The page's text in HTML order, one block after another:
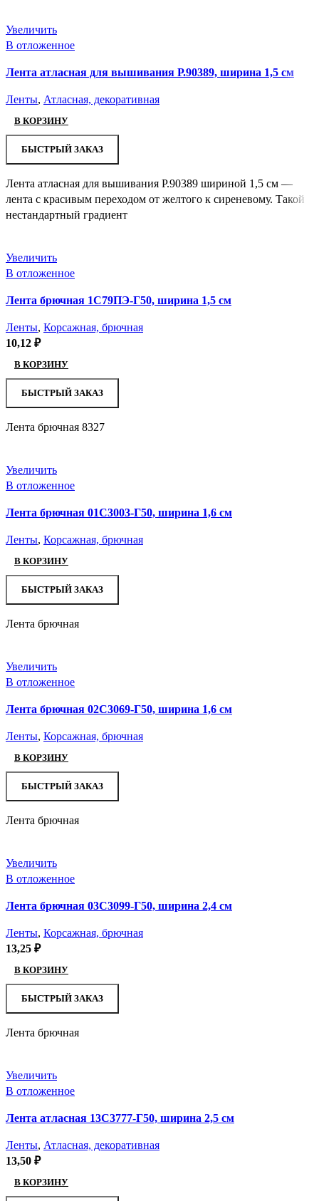
Увеличить
В отложенное
Лента атласная для вышивания Р.90389, ширина 1,5 см
Ленты, Атласная, декоративная
В КОРЗИНУ
БЫСТРЫЙ ЗАКАЗ
Лента атласная для вышивания Р.90389 шириной 1,5 см —
лента с красивым переходом от желтого к сиреневому. Такой
нестандартный градиент
Увеличить
В отложенное
Лента брючная 1С79ПЭ-Г50, ширина 1,5 см
Ленты, Корсажная, брючная
10,12 ₽
В КОРЗИНУ
БЫСТРЫЙ ЗАКАЗ
Лента брючная 8327
Увеличить
В отложенное
Лента брючная 01С3003-Г50, ширина 1,6 см
Ленты, Корсажная, брючная
В КОРЗИНУ
БЫСТРЫЙ ЗАКАЗ
Лента брючная
Увеличить
В отложенное
Лента брючная 02С3069-Г50, ширина 1,6 см
Ленты, Корсажная, брючная
В КОРЗИНУ
БЫСТРЫЙ ЗАКАЗ
Лента брючная
Увеличить
В отложенное
Лента брючная 03С3099-Г50, ширина 2,4 см
Ленты, Корсажная, брючная
13,25 ₽
В КОРЗИНУ
БЫСТРЫЙ ЗАКАЗ
Лента брючная
Увеличить
В отложенное
Лента атласная 13С3777-Г50, ширина 2,5 см
Ленты, Атласная, декоративная
13,50 ₽
В КОРЗИНУ